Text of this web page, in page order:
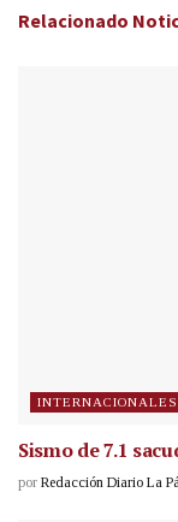
Relacionado
INTERNACIONALES
Sismo de 7.1
por Redacción Diario La